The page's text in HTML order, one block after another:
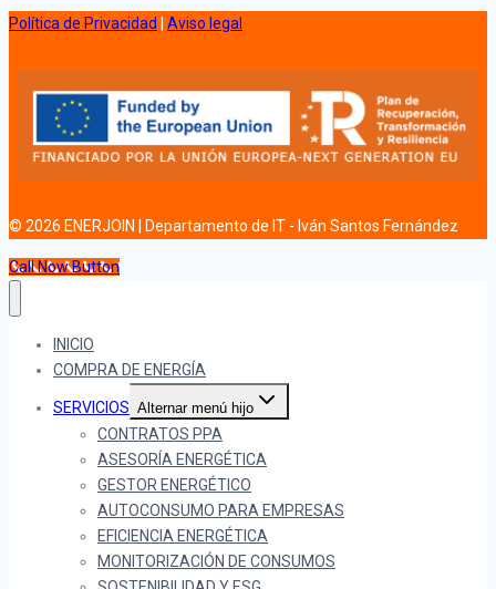
Política de Privacidad Aviso legal
© 2026 ENERJOIN | Departamento de IT - Iván Santos Fernández
Call Now Button
INICIO
COMPRA DE ENERGÍA
SERVICIOS Alternar menú hijo
CONTRATOS PPA
ASESORÍA ENERGÉTICA
GESTOR ENERGÉTICO
AUTOCONSUMO PARA EMPRESAS
EFICIENCIA ENERGÉTICA
MONITORIZACIÓN DE CONSUMOS